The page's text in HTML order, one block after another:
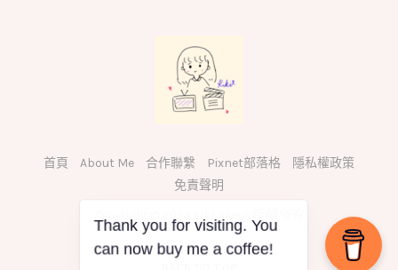
首頁 About Me 合作聯繫 Pixnet部落格
隱私權政策
免責聲明
can now buy me a coffee!